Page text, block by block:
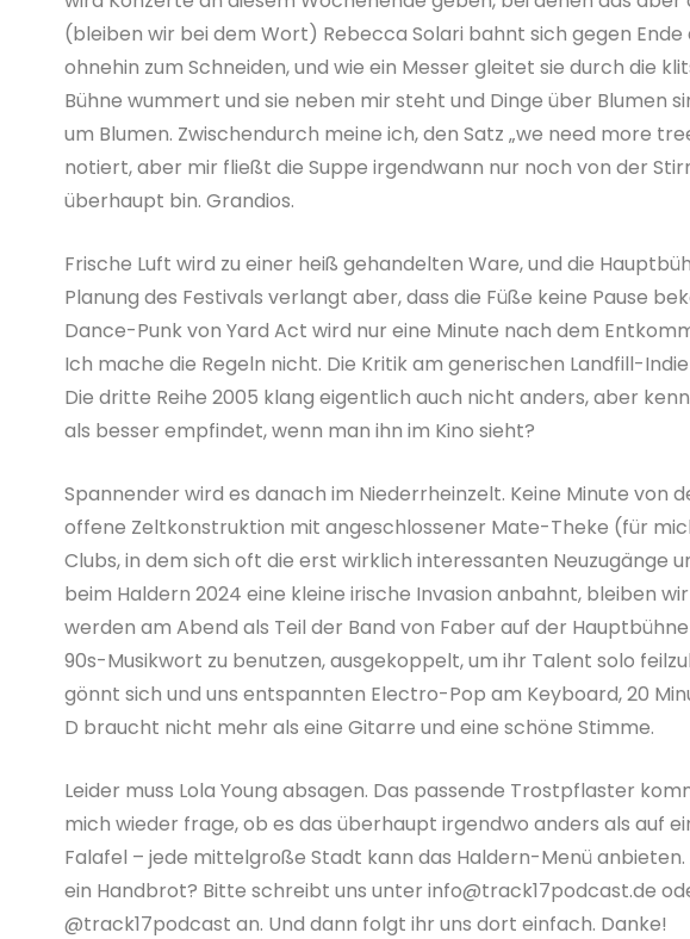
(bleiben wir bei dem Wort) Rebecca Solari bahnt sich gegen Ende
ohnehin zum Schneiden, und wie ein Messer gleitet sie durch die
Bühne wummert und sie neben mir steht und Dinge über Blumen
um Blumen. Zwischendurch meine ich, den Satz „we need more
notiert, aber mir fließt die Suppe irgendwann nur noch von der
überhaupt bin. Grandios.
Frische Luft wird zu einer heiß gehandelten Ware, und die
Planung des Festivals verlangt aber, dass die Füße keine Pause
Dance-Punk von Yard Act wird nur eine Minute nach dem
Ich mache die Regeln nicht. Die Kritik am generischen Landfill-
Die dritte Reihe 2005 klang eigentlich auch nicht anders, aber
als besser empfindet, wenn man ihn im Kino sieht?
Spannender wird es danach im Niederrheinzelt. Keine Minute
offene Zeltkonstruktion mit angeschlossener Mate-Theke (für
Clubs, in dem sich oft die erst wirklich interessanten Neuzugänge
beim Haldern 2024 eine kleine irische Invasion anbahnt, bleiben
werden am Abend als Teil der Band von Faber auf der
90s-Musikwort zu benutzen, ausgekoppelt, um ihr Talent solo
gönnt sich und uns entspannten Electro-Pop am Keyboard, 20
D braucht nicht mehr als eine Gitarre und eine schöne Stimme.
Leider muss Lola Young absagen. Das passende Trostpflaster
mich wieder frage, ob es das überhaupt irgendwo anders als auf
Falafel – jede mittelgroße Stadt kann das Haldern-Menü
ein Handbrot? Bitte schreibt uns unter info@track17podcast.de
@track17podcast an. Und dann folgt ihr uns dort einfach. Danke!